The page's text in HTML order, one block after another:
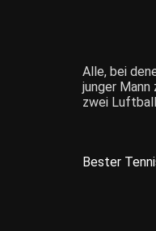
Alle, bei
junger
zwei
Bester